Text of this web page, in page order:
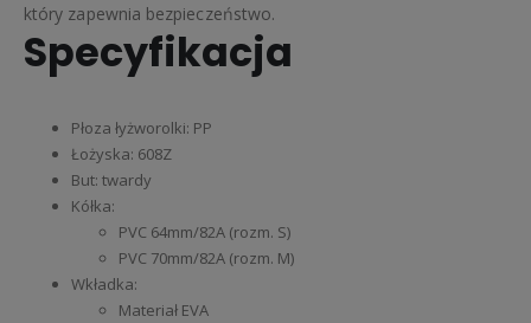
który zapewnia bezpieczeństwo.
Specyfikacja
Płoza łyżworolki: PP
Łożyska: 608Z
But: twardy
Kółka:
PVC 64mm/82A (rozm. S)
PVC 70mm/82A (rozm. M)
Wkładka:
Materiał EVA